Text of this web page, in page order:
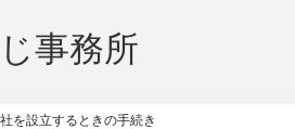
事務所
を設立するときの手続き